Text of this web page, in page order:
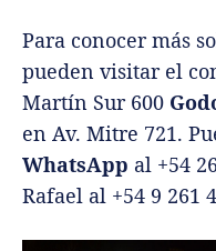
Para conocer más
pueden visitar el
Martín Sur 600
en Av. Mitre 721.
WhatsApp al +54
Rafael al +54 9 261